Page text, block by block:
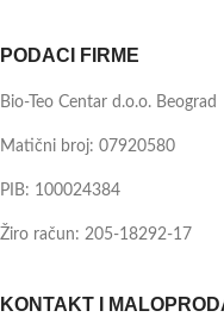
PODACI FIRME
Bio-Teo Centar d.o.o. Beograd
Matični broj: 07920580
PIB: 100024384
Žiro račun: 205-18292-17
KONTAKT I